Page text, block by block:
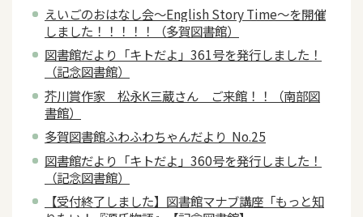
えいごのおはなし会～English Story Time～を開催
しました！！！！！（多賀図書館）
図書館だより「キトだよ」361号を発行しました！
（記念図書館）
芥川賞作家 松永K三蔵さん ご来館！！（南部図
書館）
多賀図書館ふわふわちゃんだより No.25
図書館だより「キトだよ」360号を発行しました！
（記念図書館）
【受付終了しました】図書館マナブ講座「もっと知